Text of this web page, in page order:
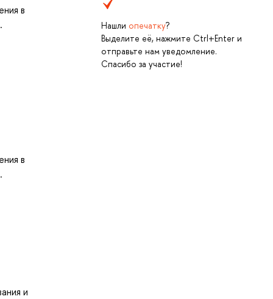
Нашли опечатку?
Выделите её, нажмите Ctrl+Enter и
отправьте нам уведомление.
Спасибо за участие!
в
в
и